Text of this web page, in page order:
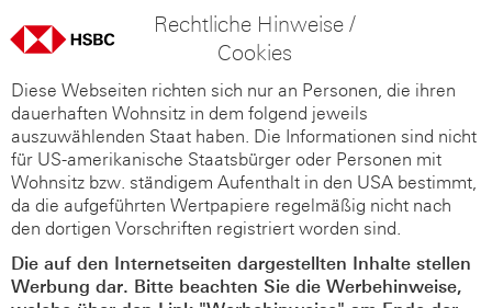
Rechtliche Hinweise /
Cookies
Diese Webseiten richten sich nur an Personen, die ihren
dauerhaften Wohnsitz in dem folgend jeweils
auszuwählenden Staat haben. Die Informationen sind nicht
für US-amerikanische Staatsbürger oder Personen mit
Wohnsitz bzw. ständigem Aufenthalt in den USA bestimmt,
da die aufgeführten Wertpapiere regelmäßig nicht nach
den dortigen Vorschriften registriert worden sind.
Die auf den Internetseiten dargestellten Inhalte stellen
Werbung dar. Bitte beachten Sie die Werbehinweise,